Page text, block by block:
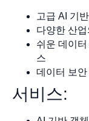
고급 AI 기
다양한 산
쉬운 데이
스
데이터 보
서비스: